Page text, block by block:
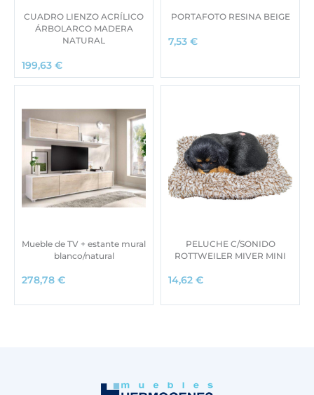
CUADRO LIENZO ACRÍLICO
ÁRBOLARCO MADERA
NATURAL
199,63 €
PORTAFOTO RESINA BEIGE
7,53 €
Mueble de TV + estante mural
blanco/natural
278,78 €
PELUCHE C/SONIDO
ROTTWEILER MIVER MINI
14,62 €